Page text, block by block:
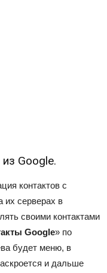
Google.
контактов с
их серверах в
своими контактами
Google» по
будет меню, в
и дальше